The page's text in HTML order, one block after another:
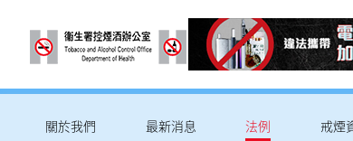
關於我們 最新消息 法例 戒煙